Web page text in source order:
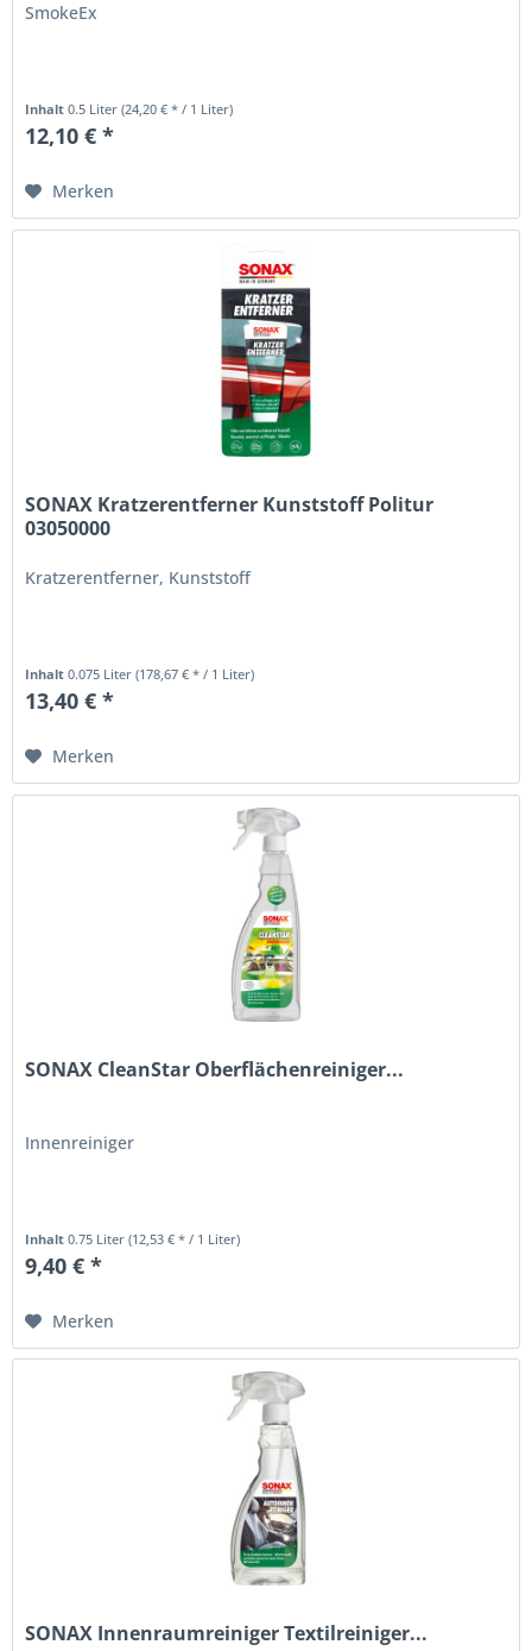
SmokeEx
Inhalt0.5 Liter(24,20 € * / 1 Liter)
12,10 € *
Merken
SONAX Kratzerentferner Kunststoff Politur
03050000
Kratzerentferner, Kunststoff
Inhalt0.075 Liter(178,67 € * / 1 Liter)
13,40 € *
Merken
SONAX CleanStar Oberflächenreiniger...
Innenreiniger
Inhalt0.75 Liter(12,53 € * / 1 Liter)
9,40 € *
Merken
SONAX Innenraumreiniger Textilreiniger...